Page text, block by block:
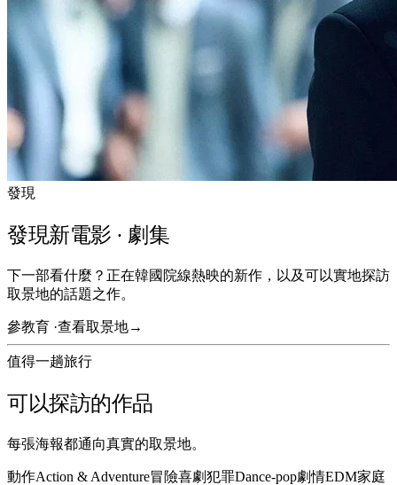
發現
發現新電影 · 劇集
下一部看什麼？正在韓國院線熱映的新作，以及可以實地探訪
取景地的話題之作。
參教育 ·查看取景地→
值得一趟旅行
可以探訪的作品
每張海報都通向真實的取景地。
動作Action & Adventure冒險喜劇犯罪Dance-pop劇情EDM家庭